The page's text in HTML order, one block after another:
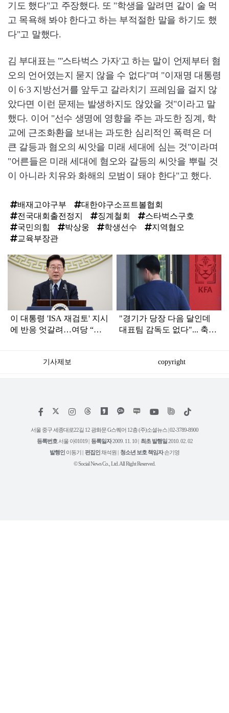
기도 했다"고 주장했다. 또 "학생을 알려면 같이 술 먹
고 목욕해 봐야 한다고 하는 부적절한 말을 하기도 했
다"고 말했다.
김 부대표는 "'스타벅스 가자'고 하는 말이 언제부터 혐
오의 언어였는지 묻지 않을 수 없다"며 "이재명 대통령
이 6·3 지방선거를 앞두고 갈라치기 프레임을 걸지 않
았다면 이런 문제는 발생하지도 않았을 것"이라고 말
했다. 이어 "선수 생명에 영향을 주는 과도한 징계, 학
교에 근조화환을 보내는 과도한 심리적인 폭력은 더
큰 갈등과 혐오의 씨앗을 미래 세대에 심는 것"이라며
"어른들은 미래 세대에 혐오와 갈등의 씨앗을 뿌릴 것
이 아니라 치유와 화해의 모범이 돼야 한다"고 했다.
배재고야구부
대한야구소프트볼협회
전국대회출전정지
징계철회
스타벅스구호
국민의힘
박상웅 학생선수
지역혐오
교육부장관
탑
라
이 대통령 'ISA 재검토' 지시
에 반응 엇갈려…여당 “적
"경기가 당장 다음 달인데
대표팀 감독도 없다"... 축구
기사제보 copyright
페
스
북
인
타
그
램
위
트
리
유
튜
틱
서울 중구 세종대로22길 12 광화문 G스퀘어 12층 (주)소셜뉴스 | 02-3789-8900
등록번호 서울 아01019 | 등록일자2009. 11. 10 | 최초 발행일2010. 02. 02
발행인 이동기 | 편집인채석원 | 청소년 보호 책임자손기영
© Social News Co., Ltd. All Right Reserved.